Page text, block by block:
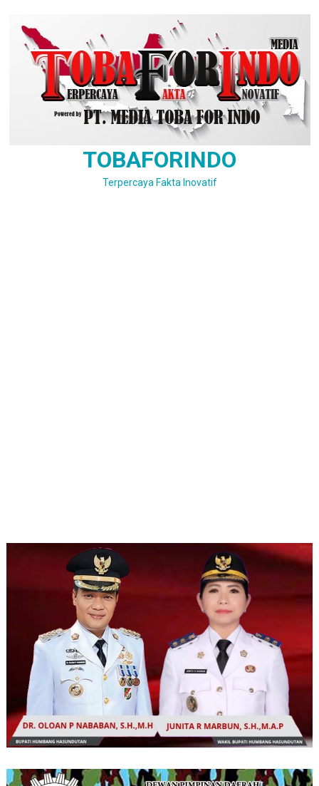
content
TOBAFORINDO
Terpercaya Fakta Inovatif